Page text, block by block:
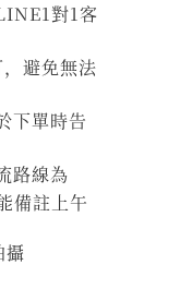
對1客
避免無法
下單時告
路線為
備註上午
攝